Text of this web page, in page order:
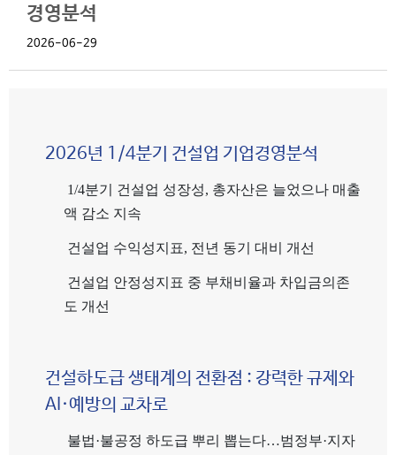
경영분석
2026-06-29
2026년 1/4분기 건설업 기업경영분석
1/4분기 건설업 성장성, 총자산은 늘었으나 매출
액 감소 지속
건설업 수익성지표, 전년 동기 대비 개선
건설업 안정성지표 중 부채비율과 차입금의존
도 개선
건설하도급 생태계의 전환점 : 강력한 규제와
AI·예방의 교차로
불법·불공정 하도급 뿌리 뽑는다…범정부·지자